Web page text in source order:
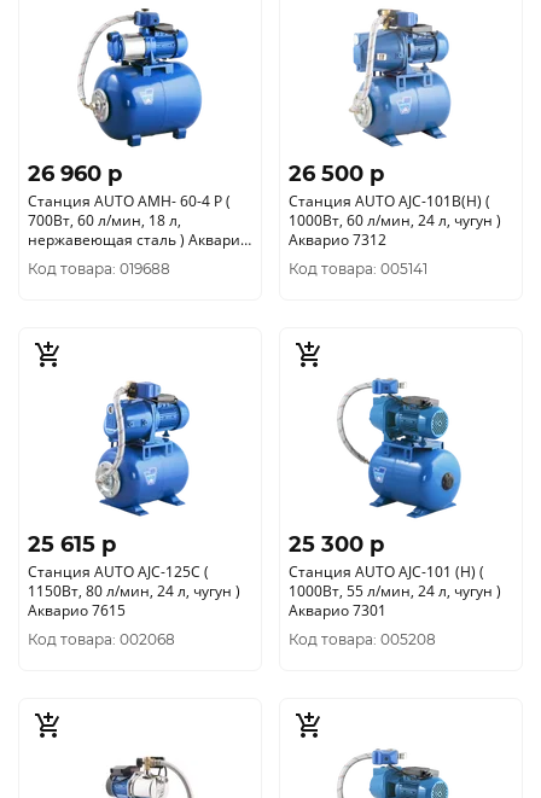
26 960 p
Станция AUTO AMH- 60-4 P (
700Вт, 60 л/мин, 18 л,
нержавеющая сталь ) Акварио
7808
Код товара: 019688
26 500 p
Станция AUTO AJC-101B(H) (
1000Вт, 60 л/мин, 24 л, чугун )
Акварио 7312
Код товара: 005141
25 615 p
Станция AUTO AJС-125C (
1150Вт, 80 л/мин, 24 л, чугун )
Акварио 7615
Код товара: 002068
25 300 p
Станция AUTO AJC-101 (Н) (
1000Вт, 55 л/мин, 24 л, чугун )
Акварио 7301
Код товара: 005208